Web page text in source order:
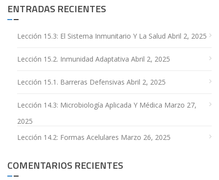
ENTRADAS RECIENTES
Lección 15.3: El Sistema Inmunitario Y La Salud Abril 2, 2025
Lección 15.2. Inmunidad Adaptativa Abril 2, 2025
Lección 15.1. Barreras Defensivas Abril 2, 2025
Lección 14.3: Microbiología Aplicada Y Médica Marzo 27,
2025
Lección 14.2: Formas Acelulares Marzo 26, 2025
COMENTARIOS RECIENTES